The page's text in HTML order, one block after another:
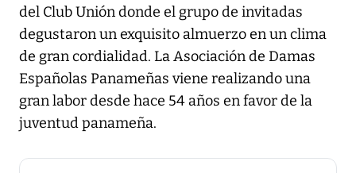
del Club Unión donde el grupo de invitadas
degustaron un exquisito almuerzo en un clima
de gran cordialidad. La Asociación de Damas
Españolas Panameñas viene realizando una
gran labor desde hace 54 años en favor de la
juventud panameña.